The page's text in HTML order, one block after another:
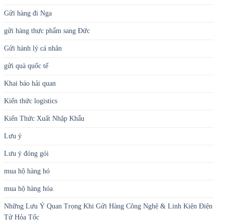
Gửi hàng đi Nga
gửi hàng thực phẩm sang Đức
Gửi hành lý cá nhân
gửi quà quốc tế
Khai báo hải quan
Kiến thức logistics
Kiến Thức Xuất Nhập Khẩu
Lưu ý
Lưu ý đóng gói
mua hộ hàng hó
mua hộ hàng hóa
Những Lưu Ý Quan Trọng Khi Gửi Hàng Công Nghệ & Linh Kiện Điện
Tử Hỏa Tốc